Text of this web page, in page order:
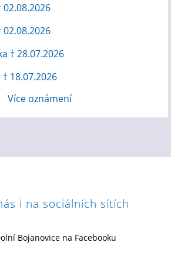
† 28.07.2026
18.07.2026
Více oznámení
i na sociálních sítích
Bojanovice na Facebooku